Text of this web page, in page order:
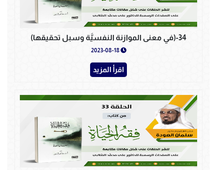
34-(في معنى الموازنة النفسيَّة وسبل تحقيقها)
اقرأ المزيد